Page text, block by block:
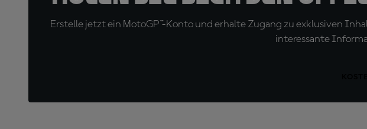
Erstelle jetzt ein MotoGP™-Konto und erhalte Zugang zu exklusiven
interessante